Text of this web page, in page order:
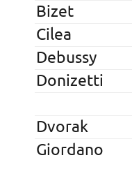
Bizet
Cilea
Debussy
Donizetti
Dvorak
Giordano